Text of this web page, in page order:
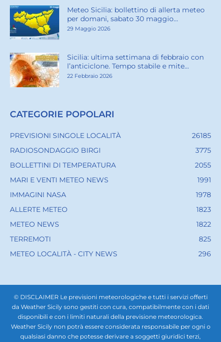
Meteo Sicilia: bollettino di allerta meteo
per domani, sabato 30 maggio...
29 Maggio 2026
Sicilia: ultima settimana di febbraio con
l’anticiclone. Tempo stabile e mite...
22 Febbraio 2026
CATEGORIE POPOLARI
PREVISIONI SINGOLE LOCALITÀ
26185
RADIOSONDAGGIO BIRGI
3775
BOLLETTINI DI TEMPERATURA
2055
MARI E VENTI METEO NEWS
1991
IMMAGINI NASA
1978
ALLERTE METEO
1823
METEO NEWS
1822
TERREMOTI
825
METEO LOCALITÀ - CITY NEWS
296
© DISCLAIMER Le previsioni meteorologiche e tutti i servizi offerti
da Weather Sicily sono gestiti con cura, compatibilmente con i dati
disponibili e con i limiti naturali della previsione meteorologica.
Weather Sicily non potrà essere considerata responsabile per ogni o
qualsiasi danno che potesse derivare a soggetti giuridici terzi,